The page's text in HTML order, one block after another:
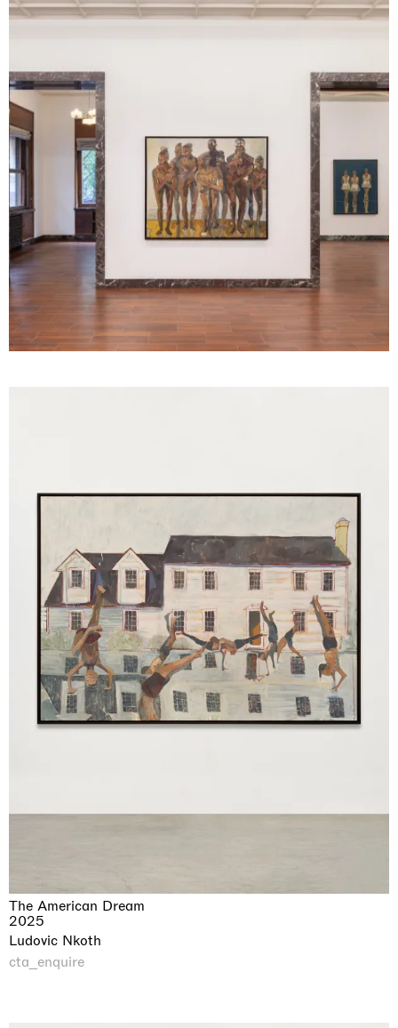
The American Dream
2025
Ludovic Nkoth
cta_enquire